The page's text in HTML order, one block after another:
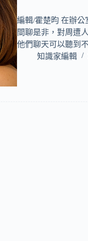
編輯/霍楚昀 在辦公
間聊是非，對周遭
他們聊天可以聽到
知識家編輯